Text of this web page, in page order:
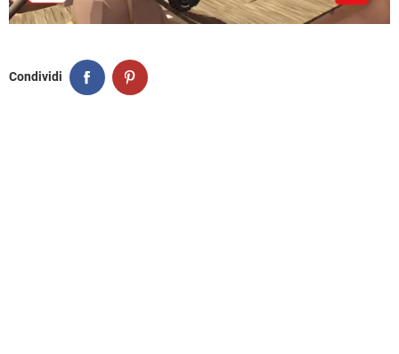
Condividi